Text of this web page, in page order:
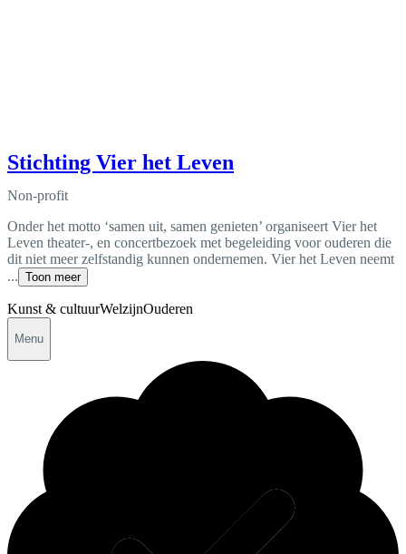
Stichting Vier het Leven
Non-profit
Onder het motto ‘samen uit, samen genieten’ organiseert Vier het
Leven theater-, en concertbezoek met begeleiding voor ouderen die
dit niet meer zelfstandig kunnen ondernemen. Vier het Leven neemt
... Toon meer
Kunst & cultuurWelzijnOuderen
Menu